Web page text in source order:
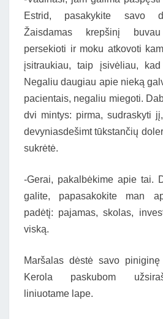
Estrid, pasakykite savo
Žaisdamas krepšinį
persekioti ir moku atkovoti
įsitraukiau, taip įsivėliau,
Negaliu daugiau apie nieką
pacientais, negaliu miegoti.
dvi mintys: pirma, sudraskyti
devyniasdešimt tūkstančių
sukrėtė.
-Gerai, pakalbėkime apie tai.
galite, papasakokite man
padėtį: pajamas, skolas,
viską.
Maršalas dėstė savo
Kerola paskubom
liniuotame lape.